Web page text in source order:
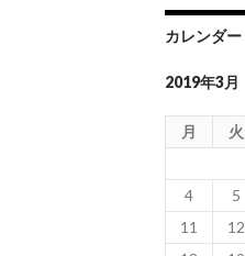
カレンダー
2019年3月
月 火
4
5
11
12